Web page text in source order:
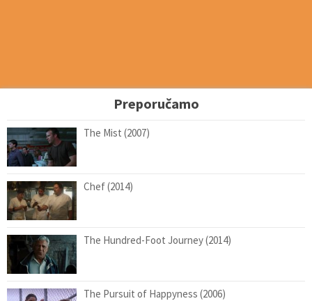
Preporučamo
The Mist (2007)
Chef (2014)
The Hundred-Foot Journey (2014)
The Pursuit of Happyness (2006)